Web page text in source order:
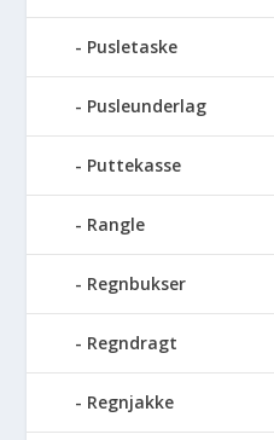
Pusletaske
Pusleunderlag
Puttekasse
Rangle
Regnbukser
Regndragt
Regnjakke